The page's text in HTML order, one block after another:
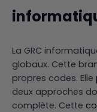
La GRC
globaux. Cette
propres codes. Elle
deux approches
complète. Cette